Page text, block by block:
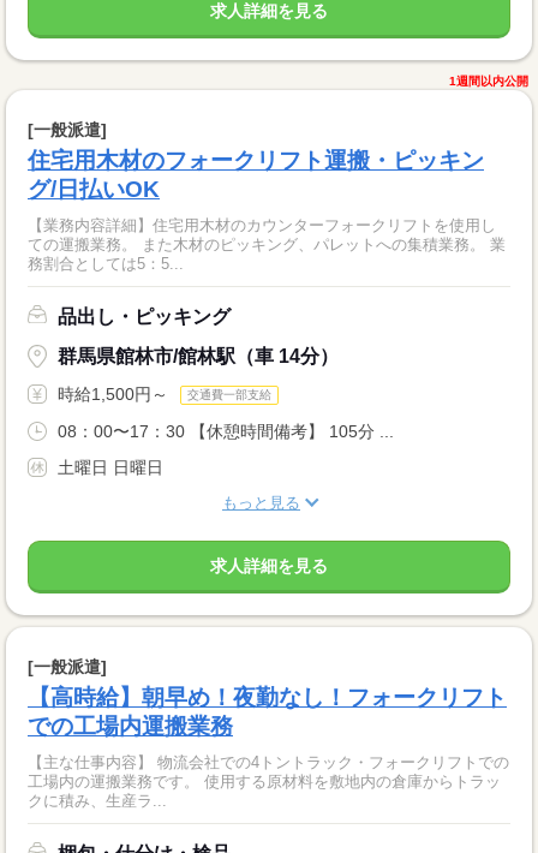
求人詳細を見る
1週間以内公開
[一般派遣]
住宅用木材のフォークリフト運搬・ピッキン
グ/日払いOK
【業務内容詳細】住宅用木材のカウンターフォークリフトを使用し
ての運搬業務。 また木材のピッキング、パレットへの集積業務。 業
務割合としては5：5...
品出し・ピッキング
群馬県館林市/館林駅（車 14分）
時給1,500円～ 交通費一部支給
08：00〜17：30 【休憩時間備考】 105分 ...
土曜日 日曜日
もっと見る
求人詳細を見る
[一般派遣]
【高時給】朝早め！夜勤なし！フォークリフト
での工場内運搬業務
【主な仕事内容】 物流会社での4トントラック・フォークリフトでの
工場内の運搬業務です。 使用する原材料を敷地内の倉庫からトラッ
クに積み、生産ラ...